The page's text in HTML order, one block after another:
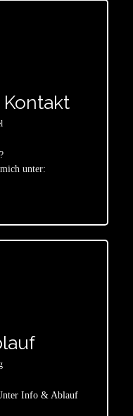
unter:
Info & Ablauf